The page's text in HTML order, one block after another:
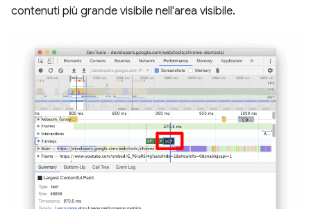
contenuti più grande visibile nell'area visibile.